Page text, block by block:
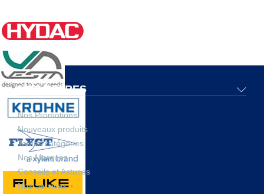
NOS OFFRES
Nos Promotions
Nouveaux produits
Toutes catégories
Nos Marques
Conseils et Astuces
Nos Services